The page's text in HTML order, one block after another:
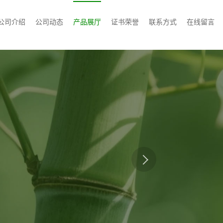
司介绍 公司动态 产品展厅 证书荣誉 联系方式 在线留言